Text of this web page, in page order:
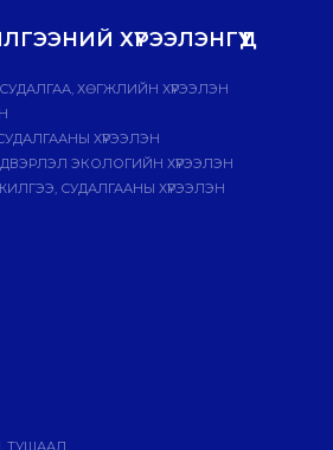
ХҮРЭЭЛЭНГҮҮД
ХӨГЖЛИЙН ХҮРЭЭЛЭН
ХҮРЭЭЛЭН
ЭКОЛОГИЙН ХҮРЭЭЛЭН
СУДАЛГААНЫ ХҮРЭЭЛЭН